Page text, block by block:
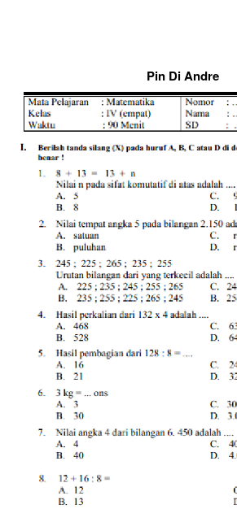
Pin Di Andre